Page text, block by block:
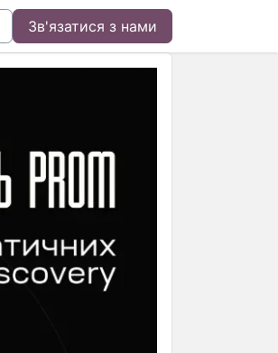
Зв'язатися з нами